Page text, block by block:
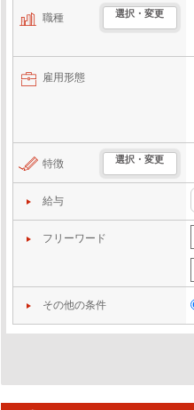
職種 選択・変更
雇用形態
特徴 選択・変更
給与
フリーワード
その他の条件